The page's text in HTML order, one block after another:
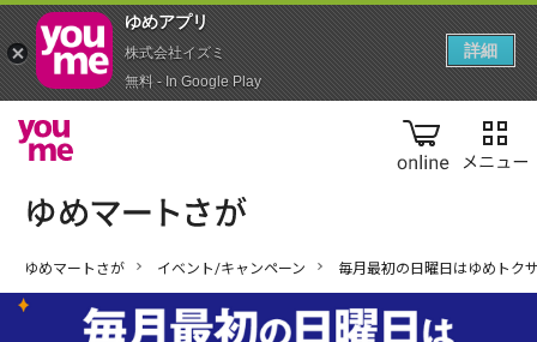
online
ゆめマートさが イベント/キャンペーン 毎月最初の日曜日はゆめトク
ゆめアプ‪リ‬
株式会社イズミ
無料 - In Google Play
詳細